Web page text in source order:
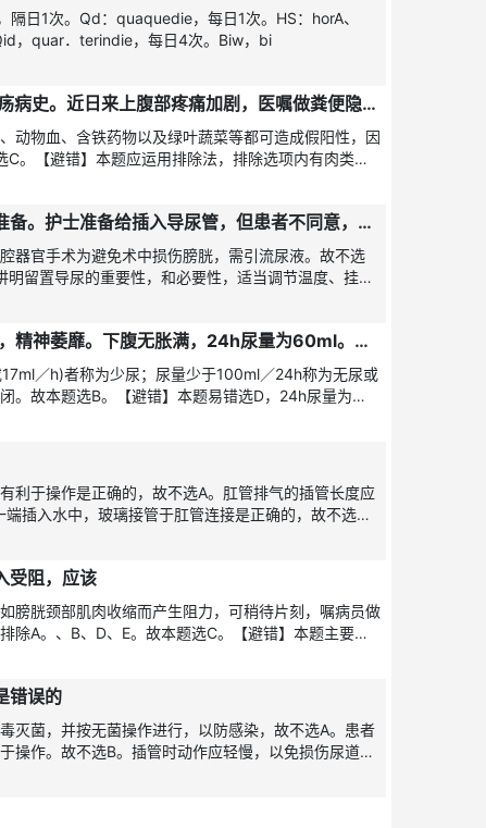
隔日1次。Qd：quaquedie，每日1次。HS：horA、
，quar．terindie，每日4次。Biw，bi
患者张某，男，52岁，有胃溃疡病史。近日来上腹部疼痛加剧，医嘱做粪便隐血试验，应给患者哪一组菜谱
动物血、含铁药物以及绿叶蔬菜等都可造成假阳性，因
C。【避错】本题应运用排除法，排除选项内有肉类、
物，故
李女士因行剖宫产需进行术前准备。护士准备给插入导尿管，但患者不同意，此时护士应
器官手术为避免术中损伤膀胱，需引流尿液。故不选
明留置导尿的重要性，和必要性，适当调节温度、挂床
取得患者
石先生，男，56岁，患尿毒症，精神萎靡。下腹无胀满，24h尿量为60ml。请问患者的排尿状况属于
／h)者称为少尿；尿量少于100ml／24h称为无尿或
。故本题选B。【避错】本题易错选D，24h尿量为
利于操作是正确的，故不选A。肛管排气的插管长度应
插入水中，玻璃接管于肛管连接是正确的，故不选
，故不
受阻，应该
膀胱颈部肌肉收缩而产生阻力，可稍待片刻，嘱病员做
除A。、B、D、E。故本题选C。【避错】本题主要考
尿道的
错误的
灭菌，并按无菌操作进行，以防感染，故不选A。患者
操作。故不选B。插管时动作应轻慢，以免损伤尿道黏
3～5c